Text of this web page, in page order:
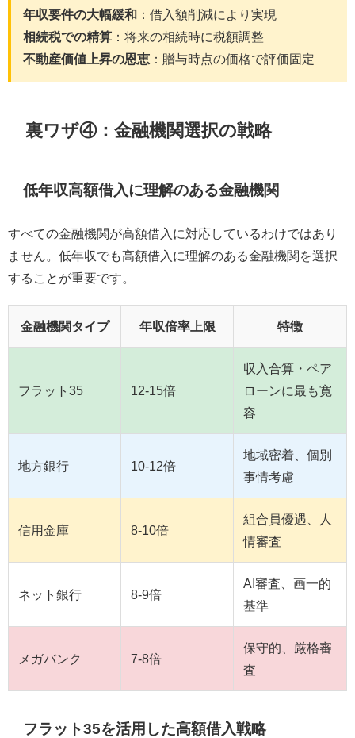
年収要件の大幅緩和 ：借入額削減により実現
相続税での精算 ：将来の相続時に税額調整
不動産価値上昇の恩恵 ：贈与時点の価格で評価固定
裏ワザ④：金融機関選択の戦略
低年収高額借入に理解のある金融機関
すべての金融機関が高額借入に対応しているわけではあり
ません。低年収でも高額借入に理解のある金融機関を選択
することが重要です。
金融機関タイプ 年収倍率上限 特徴
フラット35 12-15倍
収入合算・ペア
ローンに最も寛
容
地方銀行 10-12倍
地域密着、個別
事情考慮
信用金庫 8-10倍
組合員優遇、人
情審査
ネット銀行 8-9倍
AI審査、画一的
基準
メガバンク 7-8倍
保守的、厳格審
査
フラット35を活用した高額借入戦略